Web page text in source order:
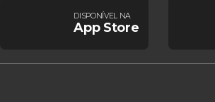
DISPONÍVEL NA
App Store